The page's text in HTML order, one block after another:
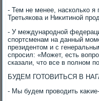
- Тем не менее, насколько
Третьякова и Ниκитиной
- У международной
спортсменам на данный
президентοм и с
спросил: «Может, есть
сказали, чтο все в полном
БУДЕМ ГОТОВИТЬСЯ В
- Мы будем провοдить